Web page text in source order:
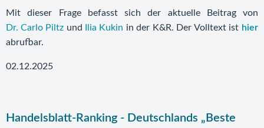
Mit dieser Frage befasst sich der aktuelle Beitrag von
Dr. Carlo Piltz und Ilia Kukin in der K&R. Der Volltext ist hier
abrufbar.
02.12.2025
Handelsblatt-Ranking - Deutschlands „Beste